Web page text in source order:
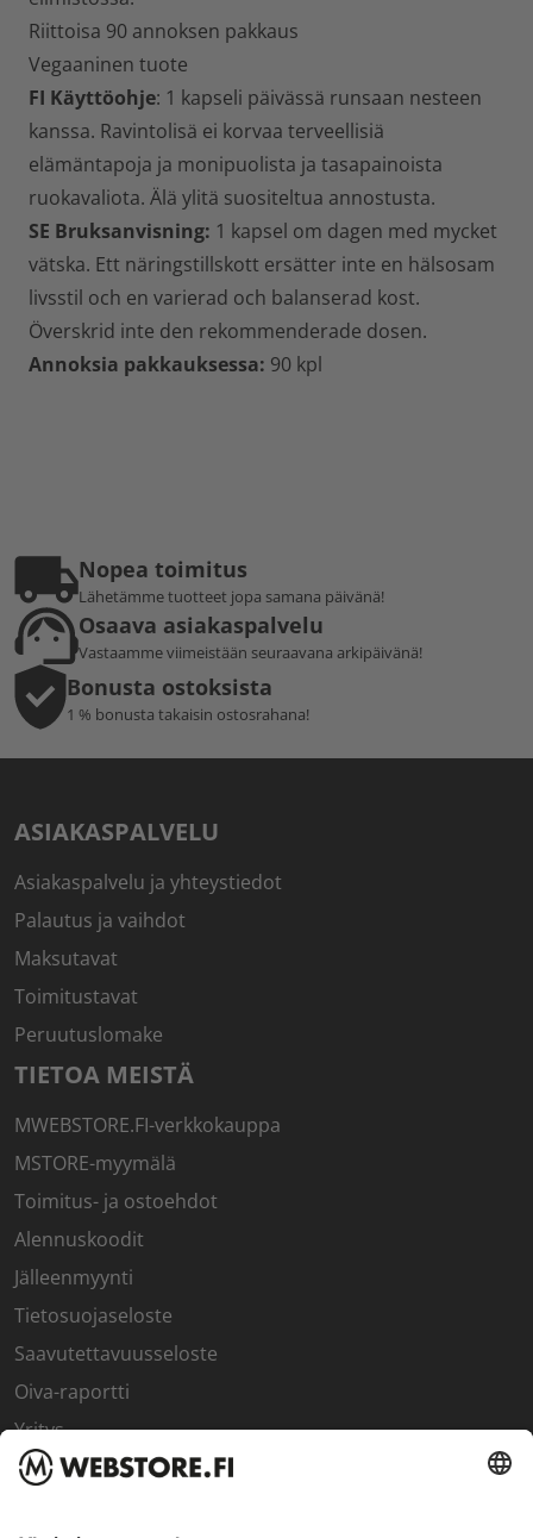
Riittoisa 90 annoksen pakkaus
Vegaaninen tuote
FI Käyttöohje: 1 kapseli päivässä runsaan nesteen
kanssa. Ravintolisä ei korvaa terveellisiä
elämäntapoja ja monipuolista ja tasapainoista
ruokavaliota. Älä ylitä suositeltua annostusta.
SE Bruksanvisning: 1 kapsel om dagen med mycket
vätska. Ett näringstillskott ersätter inte en hälsosam
livsstil och en varierad och balanserad kost.
Överskrid inte den rekommenderade dosen.
Annoksia pakkauksessa: 90 kpl
Nopea toimitus
Lähetämme tuotteet jopa samana päivänä!
Osaava asiakaspalvelu
Vastaamme viimeistään seuraavana arkipäivänä!
Bonusta ostoksista
1 % bonusta takaisin ostosrahana!
ASIAKASPALVELU
Asiakaspalvelu ja yhteystiedot
Palautus ja vaihdot
Maksutavat
Toimitustavat
Peruutuslomake
TIETOA MEISTÄ
MWEBSTORE.FI-verkkokauppa
MSTORE-myymälä
Toimitus- ja ostoehdot
Alennuskoodit
Jälleenmyynti
Tietosuojaseloste
Saavutettavuusseloste
Oiva-raportti
Yritys
SISÄPIIRI